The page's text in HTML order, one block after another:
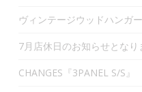
ヴィンテージウッドハンガ
7月店休日のお知らせとなり
CHANGES『3PANEL S/S』